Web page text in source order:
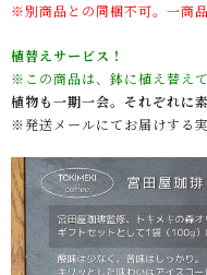
※別商品との同梱不可。一商
植替えサービス！
※この商品は、鉢に植え替えて
植物も一期一会。それぞれに
※発送メールにてお届けする